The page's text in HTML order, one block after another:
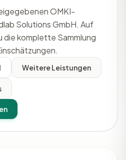
OMKI-
Solutions GmbH. Auf
die komplette Sammlung
Weitere Leistungen